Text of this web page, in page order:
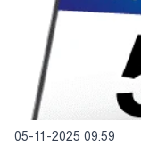
05-11-2025 09:59